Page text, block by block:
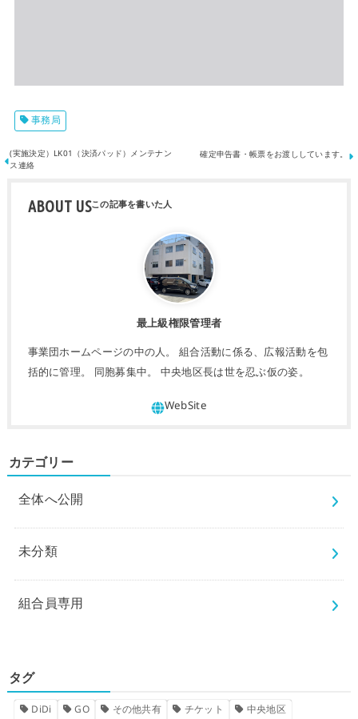
事務局
(実施決定）LK01（決済パッド）メンテナン
ス連絡
確定申告書・帳票をお渡ししています。
ABOUT US
最上級権限管理者
事業団ホームページの中の人。 組合活動に係る、広報活動を包
括的に管理。 同胞募集中。 中央地区長は世を忍ぶ仮の姿。
カテゴリー
全体へ公開
未分類
組合員専用
タグ
DiDi GO その他共有 チケット 中央地区